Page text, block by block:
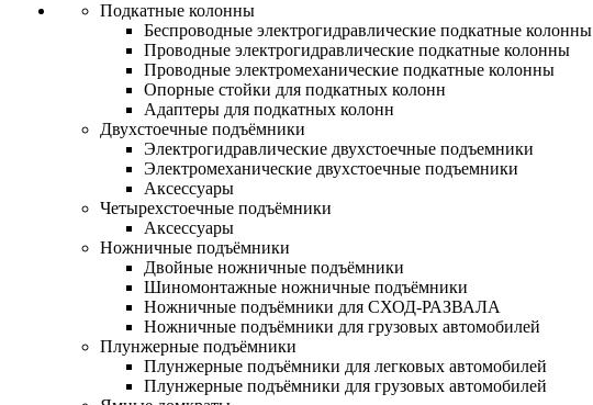
Подкатные колонны
Беспроводные электрогидравлические подкатные колонны
Проводные электрогидравлические подкатные колонны
Проводные электромеханические подкатные колонны
Опорные стойки для подкатных колонн
Адаптеры для подкатных колонн
Двухстоечные подъёмники
Электрогидравлические двухстоечные подъемники
Электромеханические двухстоечные подъемники
Аксессуары
Четырехстоечные подъёмники
Аксессуары
Ножничные подъёмники
Двойные ножничные подъёмники
Шиномонтажные ножничные подъёмники
Ножничные подъёмники для СХОД-РАЗВАЛА
Ножничные подъёмники для грузовых автомобилей
Плунжерные подъёмники
Плунжерные подъёмники для легковых автомобилей
Плунжерные подъёмники для грузовых автомобилей